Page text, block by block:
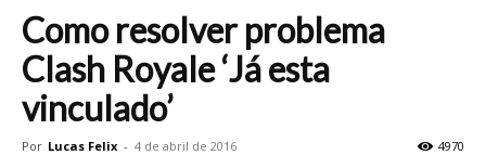
Como resolver problema
Clash Royale ‘Já esta
vinculado’
Por Lucas Felix - 4 de abril de 2016 4970